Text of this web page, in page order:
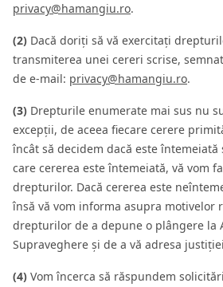
privacy@hamangiu.ro.
(2) Dacă doriți să vă exercitați
transmiterea unei cereri scrise,
de e-mail: privacy@hamangiu.ro.
(3) Drepturile enumerate mai sus nu
excepții, de aceea fiecare cerere
încât să decidem dacă este
care cererea este întemeiată, vă vom
drepturilor. Dacă cererea este
însă vă vom informa asupra motivelor
drepturilor de a depune o plângere la
Supraveghere și de a vă adresa
(4) Vom încerca să răspundem